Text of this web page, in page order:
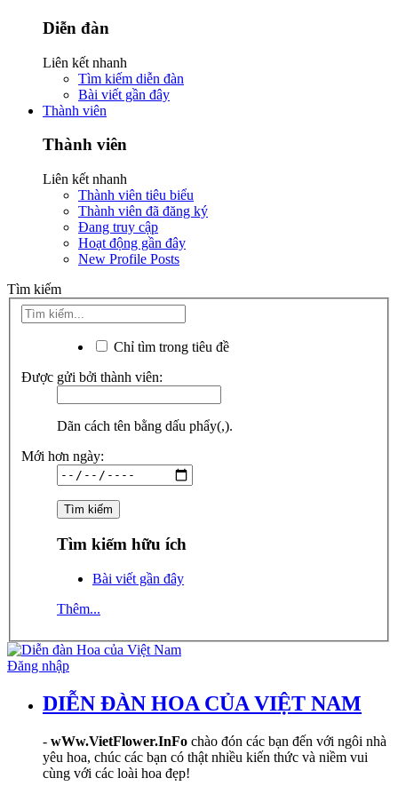
Diễn đàn
Liên kết nhanh
Tìm kiếm diễn đàn
Bài viết gần đây
Thành viên
Thành viên
Liên kết nhanh
Thành viên tiêu biểu
Thành viên đã đăng ký
Đang truy cập
Hoạt động gần đây
New Profile Posts
Tìm kiếm
Chỉ tìm trong tiêu đề
Được gửi bởi thành viên:
Dãn cách tên bằng dấu phẩy(,).
Mới hơn ngày:
Tìm kiếm hữu ích
Bài viết gần đây
Thêm...
Đăng nhập
DIỄN ĐÀN HOA CỦA VIỆT NAM
- wWw.VietFlower.InFo chào đón các bạn đến với ngôi nhà
yêu hoa, chúc các bạn có thật nhiều kiến thức và niềm vui
cùng với các loài hoa đẹp!